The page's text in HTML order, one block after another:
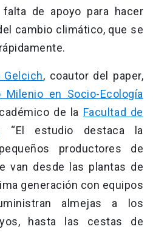
de apoyo para hacer
cambio climático, que se
Gelcich, coautor del paper,
Milenio en Socio-Ecología
de la Facultad de
“El estudio destaca la
productores de
van desde las plantas de
generación con equipos
almejas a los
hasta las cestas de